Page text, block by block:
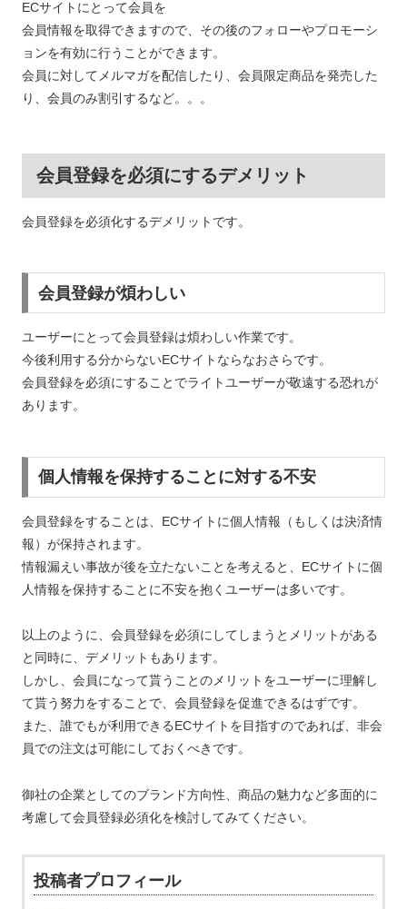
ECサイトにとって会員を
会員情報を取得できますので、その後のフォローやプロモーシ
ョンを有効に行うことができます。
会員に対してメルマガを配信したり、会員限定商品を発売した
り、会員のみ割引するなど。。。
会員登録を必須にするデメリット
会員登録を必須化するデメリットです。
会員登録が煩わしい
ユーザーにとって会員登録は煩わしい作業です。
今後利用する分からないECサイトならなおさらです。
会員登録を必須にすることでライトユーザーが敬遠する恐れが
あります。
個人情報を保持することに対する不安
会員登録をすることは、ECサイトに個人情報（もしくは決済情
報）が保持されます。
情報漏えい事故が後を立たないことを考えると、ECサイトに個
人情報を保持することに不安を抱くユーザーは多いです。
以上のように、会員登録を必須にしてしまうとメリットがある
と同時に、デメリットもあります。
しかし、会員になって貰うことのメリットをユーザーに理解し
て貰う努力をすることで、会員登録を促進できるはずです。
また、誰でもが利用できるECサイトを目指すのであれば、非会
員での注文は可能にしておくべきです。
御社の企業としてのブランド方向性、商品の魅力など多面的に
考慮して会員登録必須化を検討してみてください。
投稿者プロフィール